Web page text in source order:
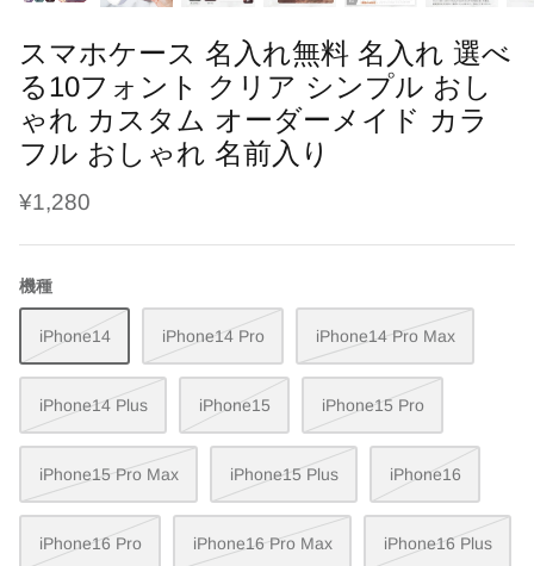
母子手帳・お薬手帳カバー
カレンダー
スマホケース 名入れ無料 名入れ 選べ
る10フォント クリア シンプル おし
ゃれ カスタム オーダーメイド カラ
フル おしゃれ 名前入り
¥1,280
機種
iPhone14 iPhone14 Pro iPhone14 Pro Max
iPhone14 Plus iPhone15 iPhone15 Pro
iPhone15 Pro Max iPhone15 Plus iPhone16
iPhone16 Pro iPhone16 Pro Max iPhone16 Plus